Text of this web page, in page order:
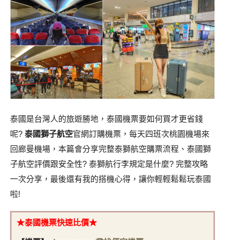
泰國是台灣人的旅遊勝地，泰國機票要如何買才更省錢
呢? 泰國獅子航空官網訂購機票，每天四班次桃園機場來
回廊曼機場，本篇會分享完整泰獅航空購票流程、泰國獅
子航空評價跟安全性? 泰獅航行李規定是什麼? 完整攻略
一次分享，最後還有我的搭機心得，讓你輕輕鬆鬆玩泰國
啦!
★泰國機票快速比價★